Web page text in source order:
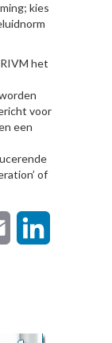
kies
het
voor
een
of
Email